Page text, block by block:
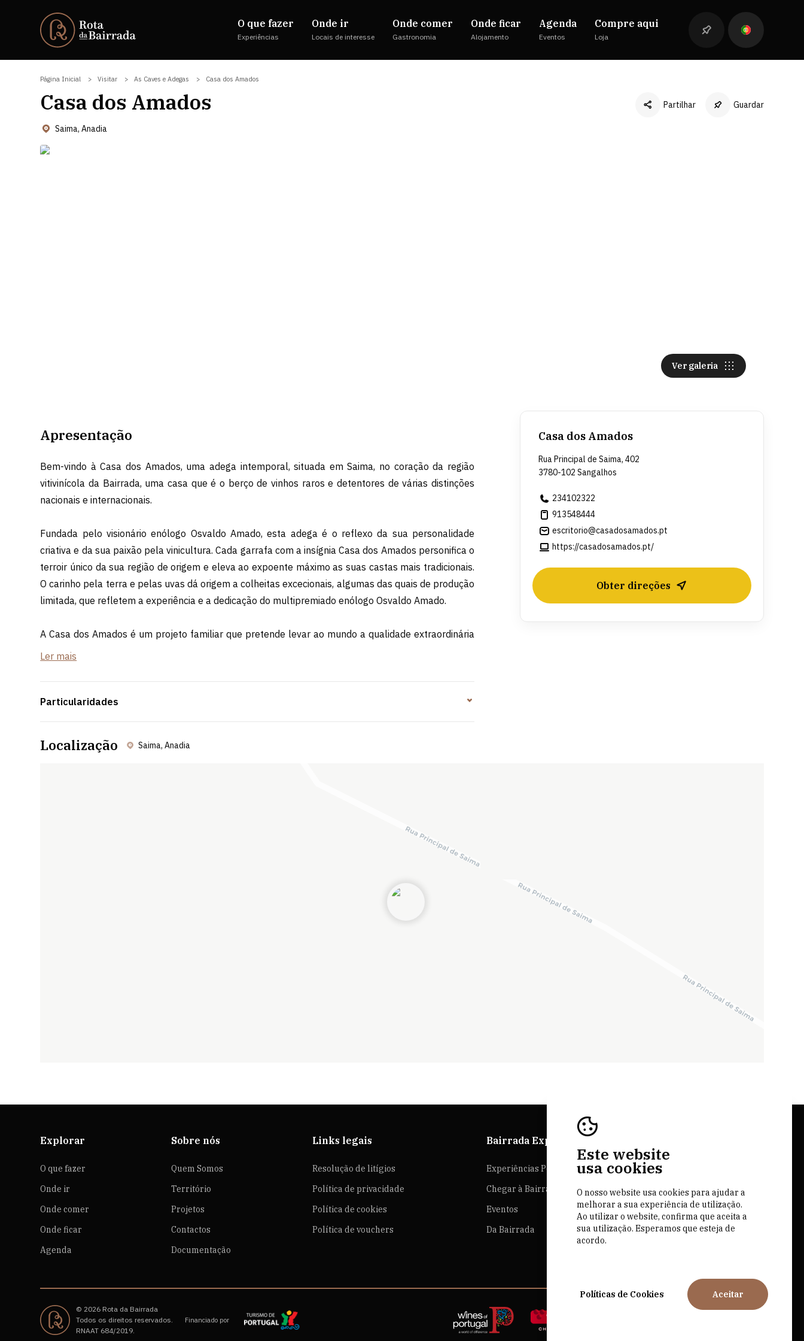
Este website
usa cookies
O nosso website usa cookies para ajudar a
melhorar a sua experiência de utilização.
Ao utilizar o website, confirma que aceita a
sua utilização. Esperamos que esteja de
acordo.
Políticas de Cookies Aceitar
O que fazer
Experiências
Onde ir
Locais de interesse
Onde comer
Gastronomia
Onde ficar
Alojamento
Agenda
Eventos
Compre aqui
Loja
Página Inicial Visitar As Caves e Adegas Casa dos Amados
Casa dos Amados
Saima, Anadia
Partilhar Guardar
Ver galeria
Apresentação
Bem-vindo à Casa dos Amados, uma adega intemporal, situada em Saima, no coração da região
vitivinícola da Bairrada, uma casa que é o berço de vinhos raros e detentores de várias distinções
nacionais e internacionais.
Fundada pelo visionário enólogo Osvaldo Amado, esta adega é o reflexo da sua personalidade
criativa e da sua paixão pela vinicultura. Cada garrafa com a insígnia Casa dos Amados personifica o
terroir único da sua região de origem e eleva ao expoente máximo as suas castas mais tradicionais.
O carinho pela terra e pelas uvas dá origem a colheitas excecionais, algumas das quais de produção
limitada, que refletem a experiência e a dedicação do multipremiado enólogo Osvaldo Amado.
A Casa dos Amados é um projeto familiar que pretende levar ao mundo a qualidade extraordinária
dos vinhos nacionais – mais do que uma bebida, os seus vinhos constituem uma experiência
Ler mais
Particularidades
Casa dos Amados
Rua Principal de Saima, 402
3780-102 Sangalhos
234102322
913548444
escritorio@casadosamados.pt
https://casadosamados.pt/
Obter direções
Localização Saima, Anadia
Explorar
O que fazer
Onde ir
Onde comer
Onde ficar
Agenda
Sobre nós
Quem Somos
Território
Projetos
Contactos
Documentação
Links legais
Resolução de litígios
Política de privacidade
Política de cookies
Política de vouchers
Bairrada Explorer
Experiências Personalizadas
Chegar à Bairrada
Eventos
Da Bairrada
Loja bairrada
CVR Bairrada
© 2026 Rota da Bairrada
Todos os direitos reservados.
RNAAT 684/2019.
Financiado por